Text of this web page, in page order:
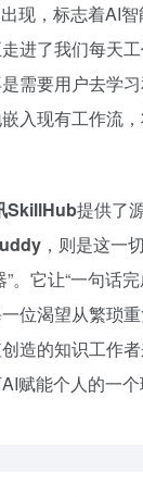
现，标志着AI
进了我们每天
需要用户去学
入现有工作流
SkillHub提供了
，则是这一
。它让“一句话
位渴望从繁琐
造的知识工作
赋能个人的一个